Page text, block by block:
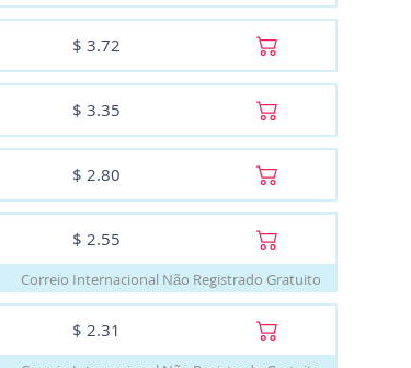
$ 3.72
$ 3.35
$ 2.80
$ 2.55
Correio Internacional Não Registrado Gratuito
$ 2.31